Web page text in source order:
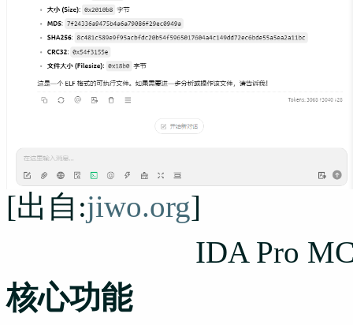
[出自:jiwo.org]
IDA Pro
核心功能